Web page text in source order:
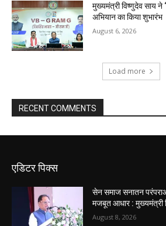
मुख्यमंत्री विष्णुदेव साय ने
अभियान का किया शुभारंभ
August 6, 2026
Load more
RECENT COMMENTS
एडिटर पिक्स
सेन समाज सनातन
मजबूत आधार : मुख्यमंत्री
August 8, 2026